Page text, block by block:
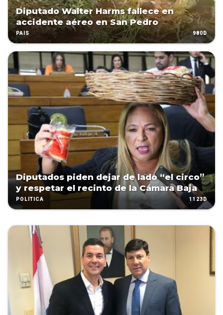
Diputado Walter Harms fallece en
accidente aéreo en San Pedro
PAÍS 980D
Diputados piden dejar de lado “el circo”
y respetar el recinto de la Cámara Baja
POLÍTICA 1123D